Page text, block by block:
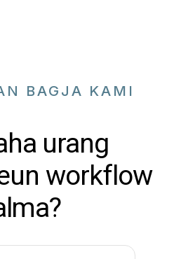
BAGJA KAMI
urang
workflow